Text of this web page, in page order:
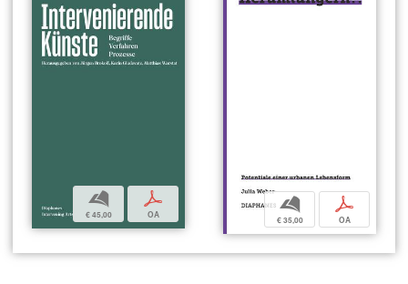
b
€ 45,00
p
OA
b
€ 35,00
p
OA